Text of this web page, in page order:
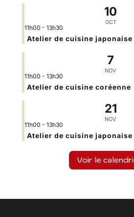
10
OCT
11h00 - 13h30
Atelier de cuisine japonaise
7
NOV
11h00 - 13h30
Atelier de cuisine coréenne
21
NOV
11h00 - 13h30
Atelier de cuisine japonaise
Voir le